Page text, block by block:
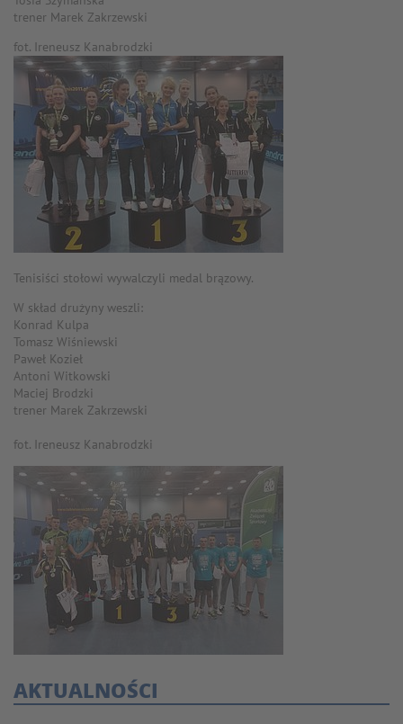
trener Marek Zakrzewski
fot. Ireneusz Kanabrodzki
Tenisiści stołowi wywalczyli medal brązowy.
W skład drużyny weszli:
Konrad Kulpa
Tomasz Wiśniewski
Paweł Kozieł
Antoni Witkowski
Maciej Brodzki
trener Marek Zakrzewski
fot. Ireneusz Kanabrodzki
AKTUALNOŚCI